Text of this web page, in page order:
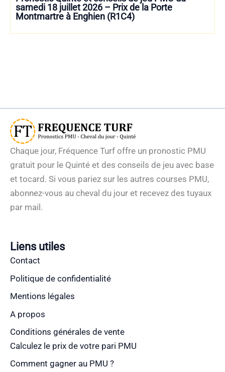
samedi 18 juillet 2026 – Prix de la Porte
Montmartre à Enghien (R1C4)
Chaque jour, Fréquence Turf offre un pronostic PMU
gratuit pour le Quinté et des conseils de jeu avec base
et tocard. Si vous pariez sur les autres courses PMU,
abonnez-vous au cheval du jour et recevez des tuyaux
par mail.
Liens utiles
Contact
Politique de confidentialité
Mentions légales
A propos
Conditions générales de vente
Calculez le prix de votre pari PMU
Comment gagner au PMU ?